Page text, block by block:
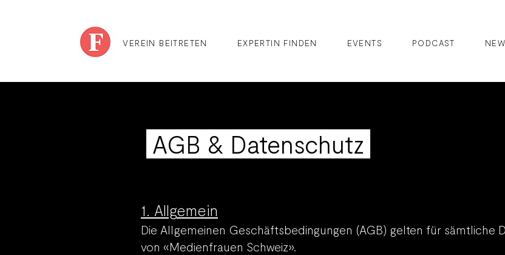
VEREIN BEITRETEN EXPERTIN FINDEN EVENTS PODCAST
AGB & Datenschutz
1. Allgemein
Die Allgemeinen Geschäftsbedingungen (AGB) gelten für sämtliche
von «Medienfrauen Schweiz». ​